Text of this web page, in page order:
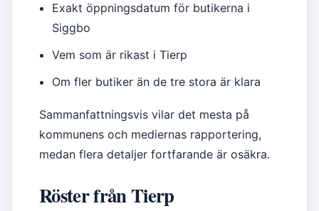
Exakt öppningsdatum för butikerna i
Siggbo
Vem som är rikast i Tierp
Om fler butiker än de tre stora är klara
Sammanfattningsvis vilar det mesta på
kommunens och mediernas rapportering,
medan flera detaljer fortfarande är osäkra.
Röster från Tierp